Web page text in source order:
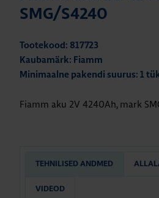
SMG/S4240
Tootekood: 817723
Kaubamärk: Fiamm
Minimaalne pakendi suurus: 1
Fiamm aku 2V 4240Ah, mark
TEHNILISED ANDMED
VIDEOD